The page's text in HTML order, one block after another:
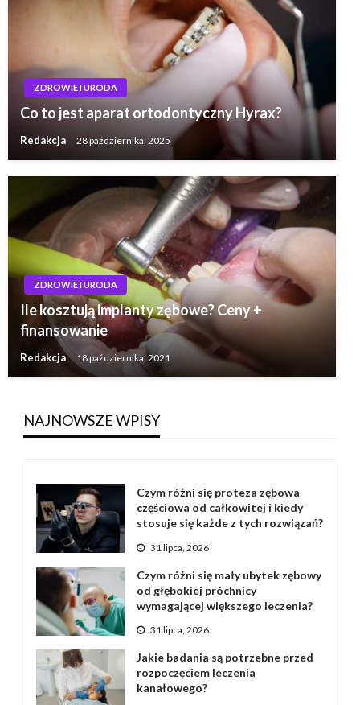
ZDROWIE I URODA
Co to jest aparat ortodontyczny Hyrax?
Redakcja 28 października, 2025
ZDROWIE I URODA
Ile kosztują implanty zębowe? Ceny +
finansowanie
Redakcja 18 października, 2021
NAJNOWSZE WPISY
Czym różni się proteza zębowa
częściowa od całkowitej i kiedy
stosuje się każde z tych rozwiązań?
31 lipca, 2026
Czym różni się mały ubytek zębowy
od głębokiej próchnicy
wymagającej większego leczenia?
31 lipca, 2026
Jakie badania są potrzebne przed
rozpoczęciem leczenia
kanałowego?